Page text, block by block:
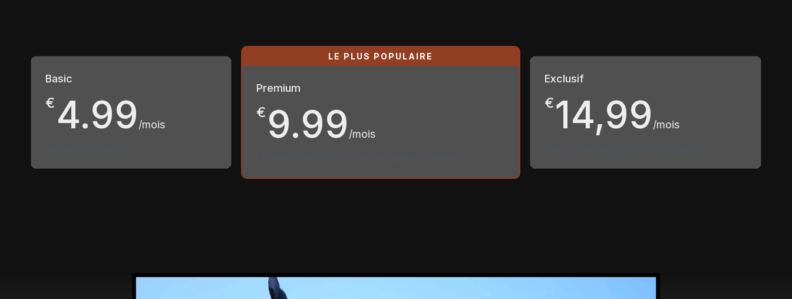
Basic
€ 4.99 /mois
Premium
€ 9.99 /mois
Exclusif
€14,99 /mois